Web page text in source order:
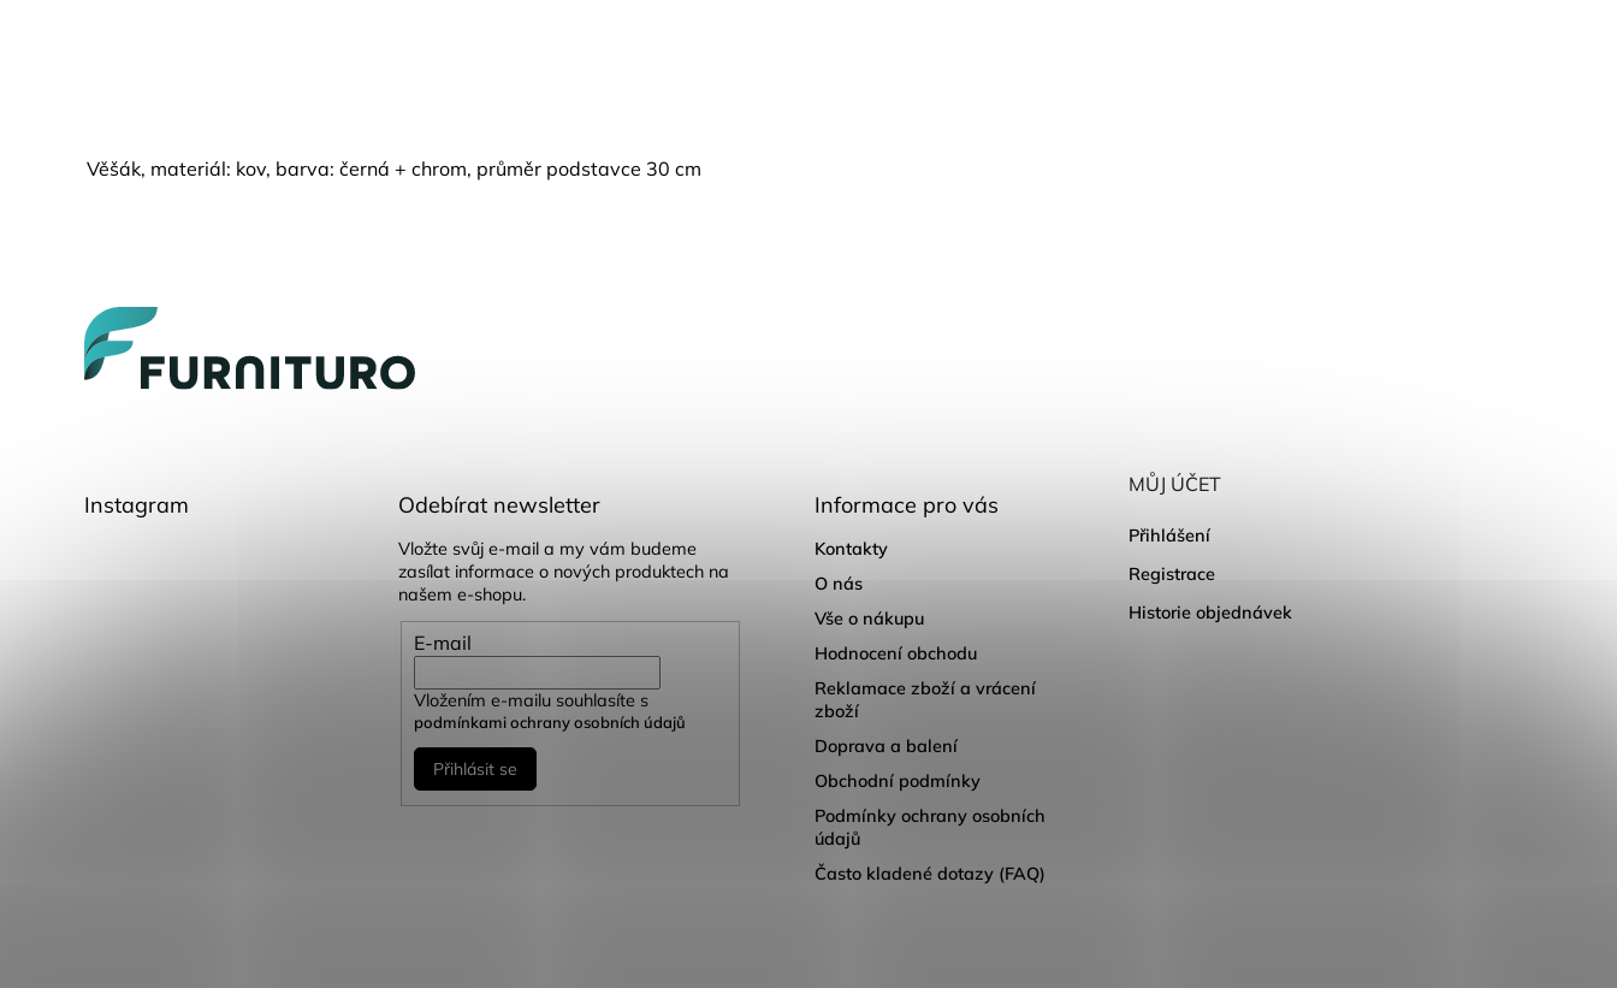
Věšák, materiál: kov, barva: černá + chrom, průměr podstavce 30 cm
Instagram Odebírat newsletter
Vložte svůj e-mail a my vám budeme
zasílat informace o nových produktech na
našem e-shopu.
E-mail
Vložením e-mailu souhlasíte s
podmínkami ochrany osobních údajů
Přihlásit se
Informace pro vás
Kontakty
O nás
Vše o nákupu
Hodnocení obchodu
Reklamace zboží a vrácení
zboží
Doprava a balení
Obchodní podmínky
Podmínky ochrany osobních
údajů
Často kladené dotazy (FAQ)
MŮJ ÚČET
Přihlášení
Registrace
Historie objednávek